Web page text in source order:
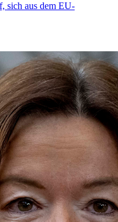
sich aus dem EU-